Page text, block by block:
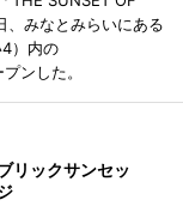
、みなとみらいにある
）内の
ンした。
リックサンセッ